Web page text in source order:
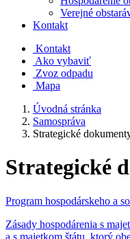
Verejné
Kontakt
Kontakt
Ako vybaviť
Zvoz odpadu
Mapa
Úvodná stránka
Samospráva
Strategické
Strategické
Program hospodárskeho a
Zásady hospodárenia s
a s majetkom štátu, ktorý